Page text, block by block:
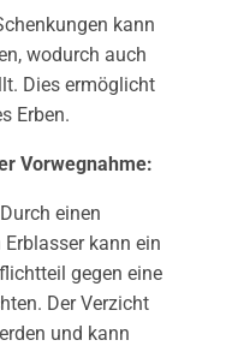
kann
wodurch auch
Dies ermöglicht
Erben.
Vorwegnahme:
einen
kann ein
gegen eine
Der Verzicht
und kann